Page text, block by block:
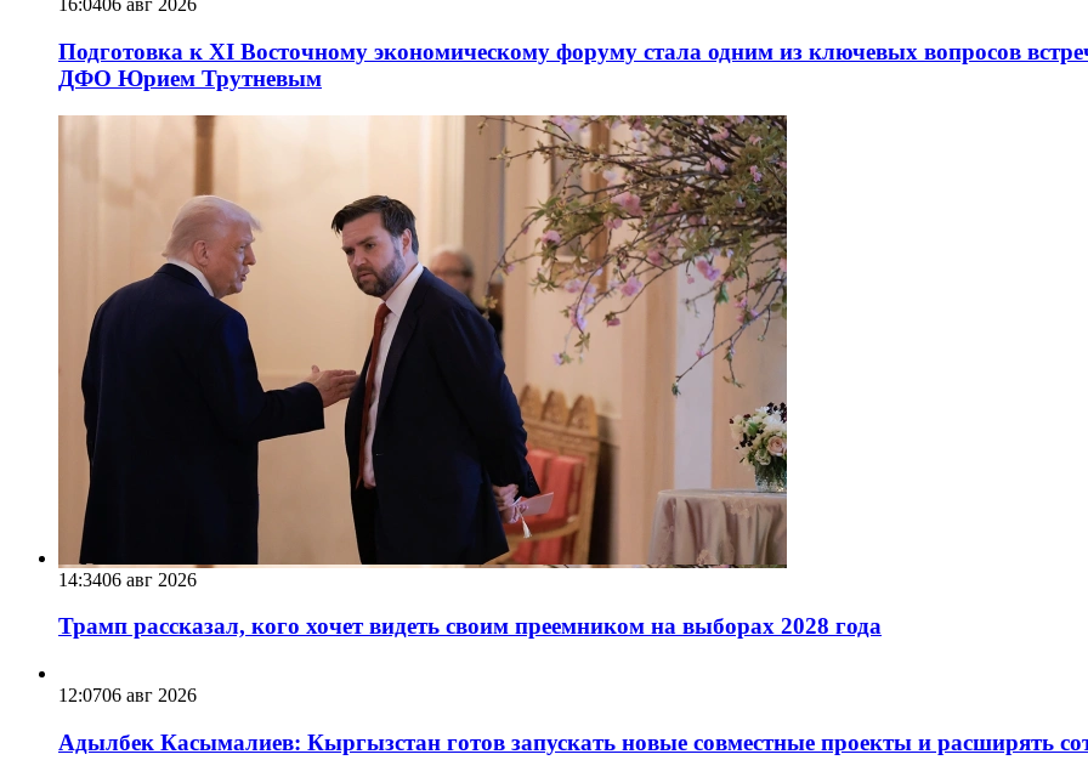
16:0406 авг 2026
Подготовка к XI Восточному экономическому форуму стала одним из ключевых вопросов
ДФО Юрием Трутневым
14:3406 авг 2026
Трамп рассказал, кого хочет видеть своим преемником на выборах 2028 года
12:0706 авг 2026
Адылбек Касымалиев: Кыргызстан готов запускать новые совместные проекты и расширять